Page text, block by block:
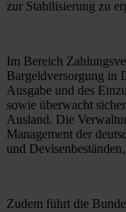
zur Stabilisierung zu
Im Bereich
Bargeldversorgung in
Ausgabe und des
sowie überwacht
Ausland. Die
Management der
und
Zudem führt die